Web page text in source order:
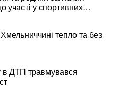
участі у спортивних
тепло та без
в ДТП травмувався